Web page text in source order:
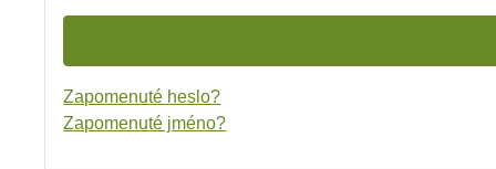
Zapomenuté heslo?
Zapomenuté jméno?